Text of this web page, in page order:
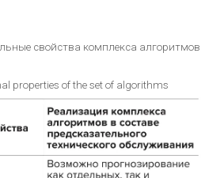
свойства комплекса алгоритмов
properties of the set of algorithms